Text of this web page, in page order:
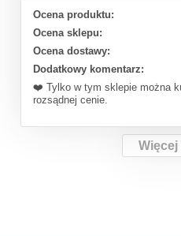
Ocena produktu:
Ocena sklepu:
Ocena dostawy:
Dodatkowy komentarz:
❤️ Tylko w tym sklepie można
rozsądnej cenie.